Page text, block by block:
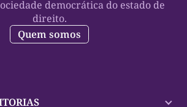
democrática do estado de
direito.
Quem somos